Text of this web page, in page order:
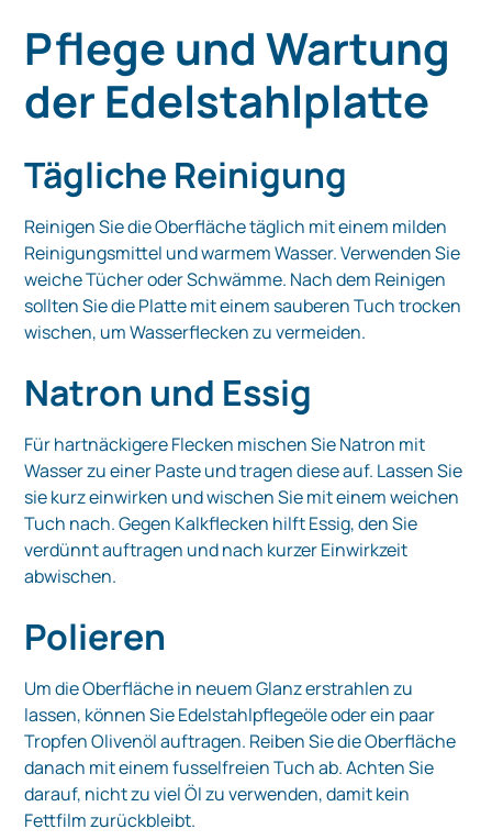
Pflege und Wartung
der Edelstahlplatte
Tägliche Reinigung
Reinigen Sie die Oberfläche täglich mit einem milden
Reinigungsmittel und warmem Wasser. Verwenden Sie
weiche Tücher oder Schwämme. Nach dem Reinigen
sollten Sie die Platte mit einem sauberen Tuch trocken
wischen, um Wasserflecken zu vermeiden.
Natron und Essig
Für hartnäckigere Flecken mischen Sie Natron mit
Wasser zu einer Paste und tragen diese auf. Lassen Sie
sie kurz einwirken und wischen Sie mit einem weichen
Tuch nach. Gegen Kalkflecken hilft Essig, den Sie
verdünnt auftragen und nach kurzer Einwirkzeit
abwischen.
Polieren
Um die Oberfläche in neuem Glanz erstrahlen zu
lassen, können Sie Edelstahlpflegeöle oder ein paar
Tropfen Olivenöl auftragen. Reiben Sie die Oberfläche
danach mit einem fusselfreien Tuch ab. Achten Sie
darauf, nicht zu viel Öl zu verwenden, damit kein
Fettfilm zurückbleibt.